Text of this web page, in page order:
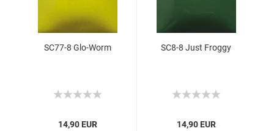
SC77-8 Glo-Worm
14,90 EUR
SC8-8 Just Froggy
14,90 EUR